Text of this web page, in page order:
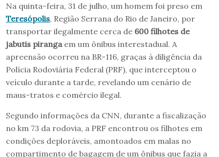
Na quinta-feira, 31 de julho, um homem foi preso em
Teresópolis, Região Serrana do Rio de Janeiro, por
transportar ilegalmente cerca de 600 filhotes de
jabutis piranga em um ônibus interestadual. A
apreensão ocorreu na BR-116, graças à diligência da
Polícia Rodoviária Federal (PRF), que interceptou o
veículo durante a tarde, revelando um cenário de
maus-tratos e comércio ilegal.
Segundo informações da CNN, durante a fiscalização
no km 73 da rodovia, a PRF encontrou os filhotes em
condições deploráveis, amontoados em malas no
compartimento de bagagem de um ônibus que fazia a